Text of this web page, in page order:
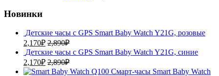
Новинки
Детские часы с GPS Smart Baby Watch Y21G, розовые
2,170₽ 2,890₽
Детские часы с GPS Smart Baby Watch Y21G, синие
2,170₽ 2,890₽
Смарт-часы Smart Baby Watch